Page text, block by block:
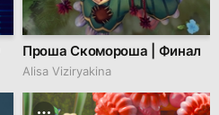
Проша Скомороша | Финал
Alisa Viziryakina